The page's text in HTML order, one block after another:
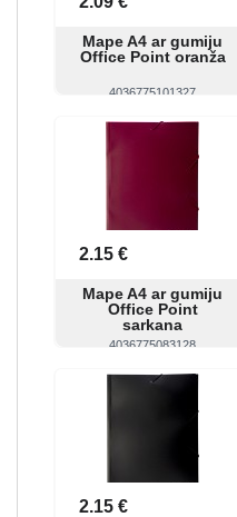
Mape A4 ar gumiju
Office Point oranža
4036775101327
Skatīt Pirkt
2.15 €
Mape A4 ar gumiju
Office Point
sarkana
4036775083128
Skatīt Pirkt
2.15 €